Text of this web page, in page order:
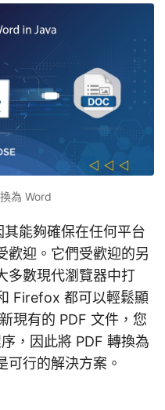
為 Word
能夠確保在任何平台
歡迎。它們受歡迎的另
多數現代瀏覽器中打
Firefox 都可以輕鬆顯
現有的 PDF 文件，您
，因此將 PDF 轉換為
可行的解決方案。